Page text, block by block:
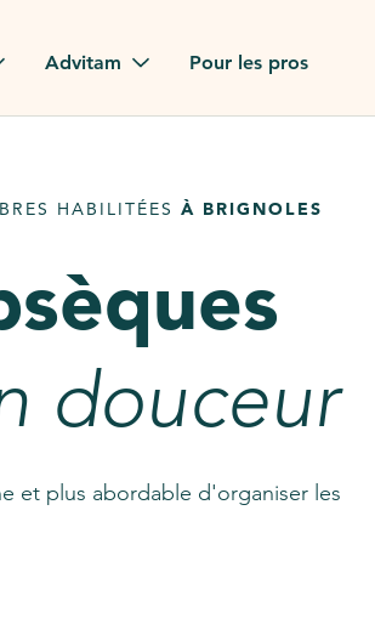
Advitam
dans la presse
notre FAQ
Pour les pros
HABILITÉES À BRIGNOLES
douceur
et plus abordable d'organiser les